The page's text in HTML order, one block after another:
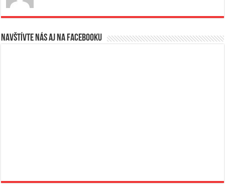
Navštívte nás aj na Facebooku